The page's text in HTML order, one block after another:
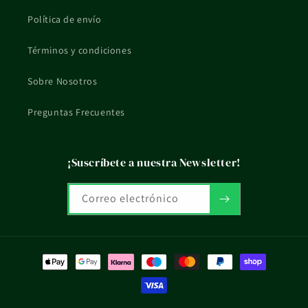
profesional sanitario.
Política de envío
Términos y condiciones
Sobre Nosotros
Preguntas Frecuentes
¡Suscríbete a nuestra Newsletter!
Correo electrónico
Formas